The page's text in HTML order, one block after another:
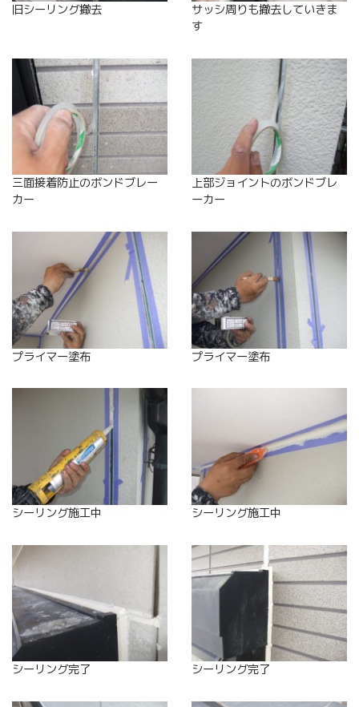
旧シーリング撤去
サッシ周りも撤去していきま
す
三面接着防止のボンドブレー
カー
上部ジョイントのボンドブレ
ーカー
プライマー塗布 プライマー塗布
シーリング施工中 シーリング施工中
シーリング完了 シーリング完了